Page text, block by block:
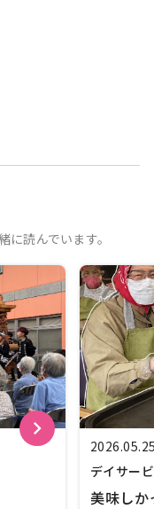
読んでいます。
keyboard_arrow_right
デイサー
美味しか